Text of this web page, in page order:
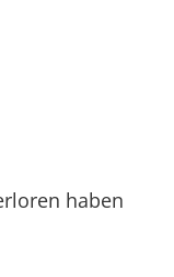
haben